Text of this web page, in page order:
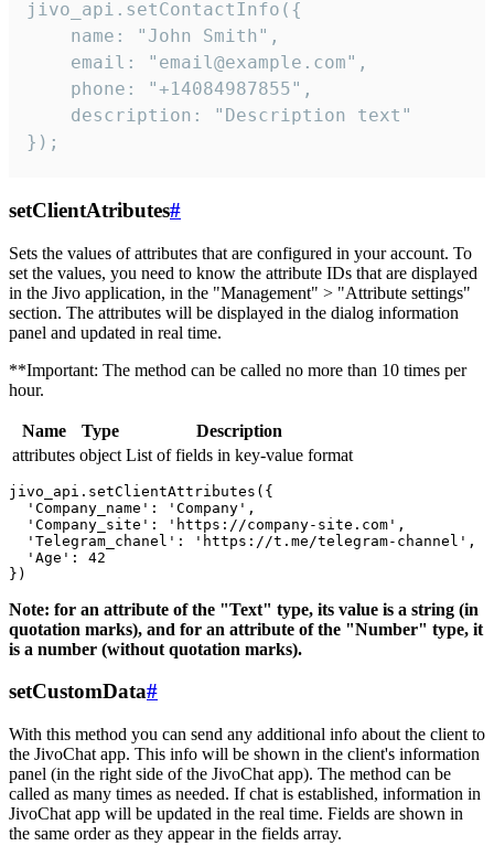
jivo_api.setContactInfo({
    name: "John Smith",
    email: "email@example.com",
    phone: "+14084987855",
    description: "Description text"
});
setClientAtributes#
Sets the values ​​of attributes that are configured in your account. To
set the values, you need to know the attribute IDs that are displayed
in the Jivo application, in the "Management" > "Attribute settings"
section. The attributes will be displayed in the dialog information
panel and updated in real time.
**Important: The method can be called no more than 10 times per
hour.
Name Type
Description
attributes object List of fields in key-value format
jivo_api.setClientAttributes({
  'Company_name': 'Company',
  'Company_site': 'https://company-site.com',
  'Telegram_chanel': 'https://t.me/telegram-channel',
  'Age': 42
Note: for an attribute of the "Text" type, its value is a string (in
quotation marks), and for an attribute of the "Number" type, it
is a number (without quotation marks).
setCustomData#
With this method you can send any additional info about the client to
the JivoChat app. This info will be shown in the client's information
panel (in the right side of the JivoChat app). The method can be
called as many times as needed. If chat is established, information in
JivoChat app will be updated in the real time. Fields are shown in
the same order as they appear in the fields array.